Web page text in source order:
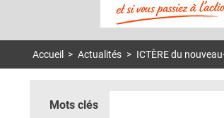
Accueil > Actualités > ICTÈRE du
Mots clés